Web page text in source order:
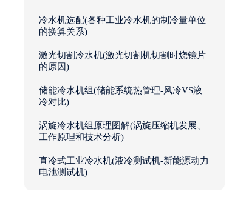
冷水机选配(各种工业冷水机的制冷量单位
的换算关系)
激光切割冷水机(激光切割机切割时烧镜片
的原因)
储能冷水机组(储能系统热管理-风冷VS液
冷对比)
涡旋冷水机组原理图解(涡旋压缩机发展、
工作原理和技术分析)
直冷式工业冷水机(液冷测试机-新能源动力
电池测试机)